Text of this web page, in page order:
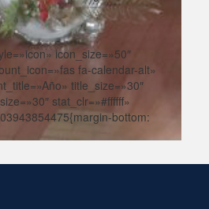
icon_size=»50″
fa-calendar-alt»
title_size=»30″
stat_clr=»#ffffff»
bottom: